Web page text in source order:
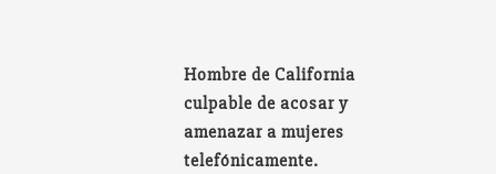
Hombre de California
culpable de acosar y
amenazar a mujeres
telefónicamente.